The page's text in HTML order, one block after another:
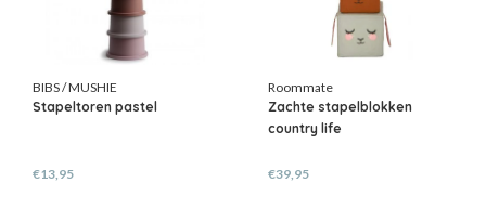
BIBS / MUSHIE
Stapeltoren pastel
€13,95
Roommate
Zachte stapelblokken
country life
€39,95